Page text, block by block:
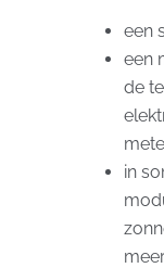
een
een
de
in